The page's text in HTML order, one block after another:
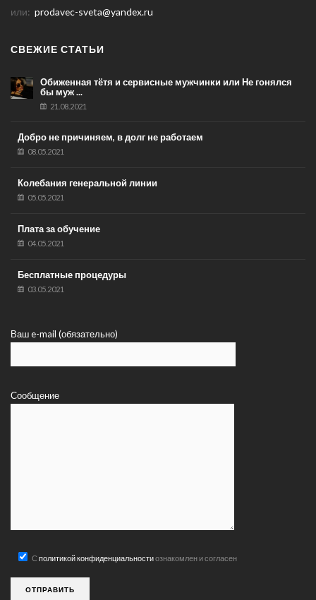
или: prodavec-sveta@yandex.ru
СВЕЖИЕ СТАТЬИ
Обиженная тётя и сервисные мужчинки или Не гонялся
бы муж ...
21.08.2021
Добро не причиняем, в долг не работаем
08.05.2021
Колебания генеральной линии
05.05.2021
Плата за обучение
04.05.2021
Бесплатные процедуры
03.05.2021
Ваш e-mail (обязательно)
Сообщение
С политикой конфиденциальностиознакомлен и согласен